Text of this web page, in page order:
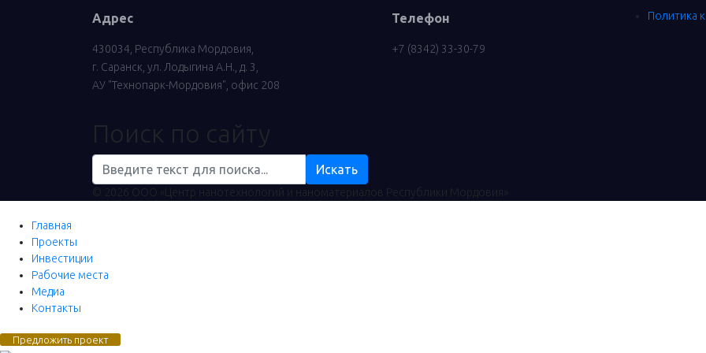
Адрес
430034, Республика Мордовия,
г. Саранск, ул. Лодыгина А.Н., д. 3,
АУ "Технопарк-Мордовия", офис 208
Поиск по сайту
Искать
Телефон
+7 (8342) 33-30-79
Политика
© 2026 ООО «Центр нанотехнологий и наноматериалов Республики Мордовия»
Главная
Проекты
Инвестиции
Рабочие места
Медиа
Контакты
Предложить проект